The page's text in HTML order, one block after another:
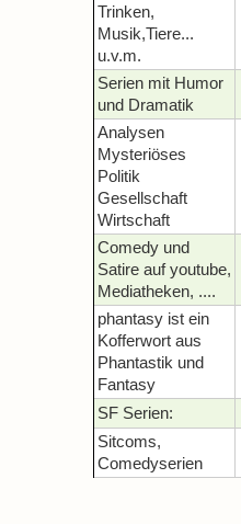
Trinken,
Musik,Tiere...
u.v.m.
Serien mit Humor
und Dramatik
Analysen
Mysteriöses
Politik
Gesellschaft
Wirtschaft
Comedy und
Satire auf youtube,
Mediatheken, ....
phantasy ist ein
Kofferwort aus
Phantastik und
Fantasy
SF Serien:
Sitcoms,
Comedyserien